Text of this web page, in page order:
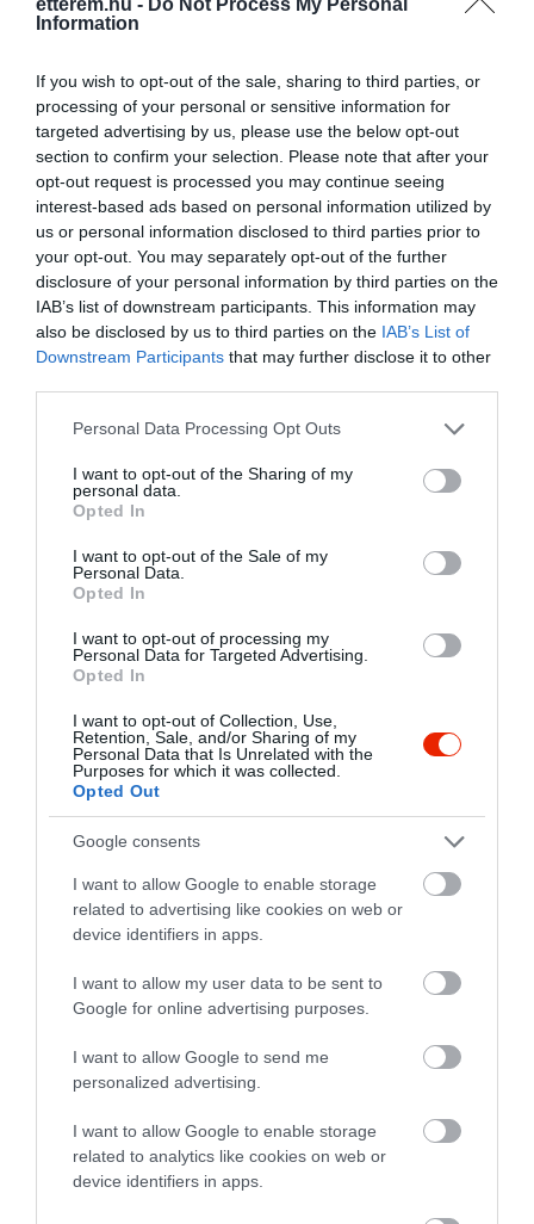
Information
If you wish to opt-out of the sale, sharing to third parties, or
processing of your personal or sensitive information for
targeted advertising by us, please use the below opt-out
section to confirm your selection. Please note that after your
opt-out request is processed you may continue seeing
interest-based ads based on personal information utilized by
us or personal information disclosed to third parties prior to
your opt-out. You may separately opt-out of the further
disclosure of your personal information by third parties on the
IAB’s list of downstream participants. This information may
also be disclosed by us to third parties on the IAB’s List of
Downstream Participants that may further disclose it to other
Please note that this website/app uses one or more Google
not limited to your visit or usage behaviour. You may click to
grant or deny consent to Google and its third-party tags to
use your data for below specified purposes in below Google
consent section.
Personal Data Processing Opt Outs
I want to opt-out of the Sharing of my
personal data.
Opted In
I want to opt-out of the Sale of my
Personal Data.
Opted In
I want to opt-out of processing my
Personal Data for Targeted Advertising.
Opted In
I want to opt-out of Collection, Use,
Retention, Sale, and/or Sharing of my
Personal Data that Is Unrelated with the
Purposes for which it was collected.
Opted Out
Google consents
I want to allow Google to enable storage
related to advertising like cookies on web or
device identifiers in apps.
I want to allow my user data to be sent to
Google for online advertising purposes.
I want to allow Google to send me
personalized advertising.
I want to allow Google to enable storage
related to analytics like cookies on web or
device identifiers in apps.
3.3
Összesen 9
5 5
4 0
3 0
2 1
1 3
Pásztor Imre
2024. November 22.
Mindig friss és mindig finom !
várják vendégeinket!
Jelentés
Krisztiánné Pinter
2023. Szeptember 24.
köszönjük a kedves
kiszolgàlàst
Szili Nóra
2023. Szeptember 14.
ROMLOTT ÉTELT
ÁRULNAK,IGÉNYTELEN
VAN,PALACSINTÁJUK
MINŐSÉGE POCSÉK!!!
Dobrádi- Kollmann Gyöngyi
2021. Február 2.
Régebben nagyon szerettük
ezt az éttermet. Az utóbbi
rendeltünk, de sajnos azt
tapasztaltuk, hogy a pizza